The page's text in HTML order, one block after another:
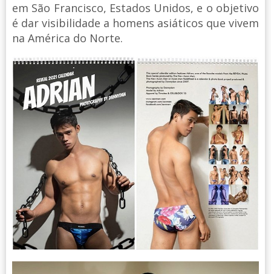
em São Francisco, Estados Unidos, e o objetivo
é dar visibilidade a homens asiáticos que vivem
na América do Norte.